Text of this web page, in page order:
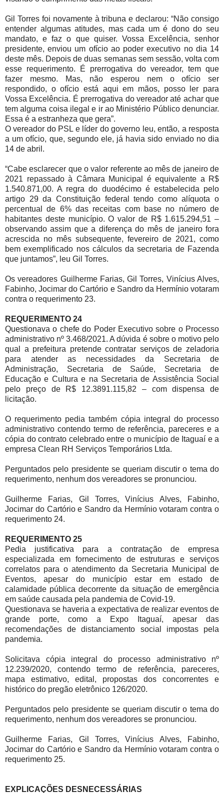
Gil Torres foi novamente à tribuna e declarou: “Não consigo
entender algumas atitudes, mas cada um é dono do seu
mandato, e faz o que quiser. Vossa Excelência, senhor
presidente, enviou um ofício ao poder executivo no dia 14
deste mês. Depois de duas semanas sem sessão, volta com
esse requerimento. É prerrogativa do vereador, tem que
fazer mesmo. Mas, não esperou nem o ofício ser
respondido, o ofício está aqui em mãos, posso ler para
Vossa Excelência. É prerrogativa do vereador até achar que
tem alguma coisa ilegal e ir ao Ministério Público denunciar.
Essa é a estranheza que gera”.
O vereador do PSL e líder do governo leu, então, a resposta
a um ofício, que, segundo ele, já havia sido enviado no dia
14 de abril.
“Cabe esclarecer que o valor referente ao mês de janeiro de
2021 repassado à Câmara Municipal é equivalente a R$
1.540.871,00. A regra do duodécimo é estabelecida pelo
artigo 29 da Constituição federal tendo como alíquota o
percentual de 6% das receitas com base no número de
habitantes deste município. O valor de R$ 1.615.294,51 –
observando assim que a diferença do mês de janeiro fora
acrescida no mês subsequente, fevereiro de 2021, como
bem exemplificado nos cálculos da secretaria de Fazenda
que juntamos”, leu Gil Torres.
Os vereadores Guilherme Farias, Gil Torres, Vinícius Alves,
Fabinho, Jocimar do Cartório e Sandro da Hermínio votaram
contra o requerimento 23.
REQUERIMENTO 24
Questionava o chefe do Poder Executivo sobre o Processo
administrativo nº 3.468/2021. A dúvida é sobre o motivo pelo
qual a prefeitura pretende contratar serviços de zeladoria
para atender as necessidades da Secretaria de
Administração, Secretaria de Saúde, Secretaria de
Educação e Cultura e na Secretaria de Assistência Social
pelo preço de R$ 12.3891.115,82 – com dispensa de
licitação.
O requerimento pedia também cópia integral do processo
administrativo contendo termo de referência, pareceres e a
cópia do contrato celebrado entre o município de Itaguaí e a
empresa Clean RH Serviços Temporários Ltda.
Perguntados pelo presidente se queriam discutir o tema do
requerimento, nenhum dos vereadores se pronunciou.
Guilherme Farias, Gil Torres, Vinícius Alves, Fabinho,
Jocimar do Cartório e Sandro da Hermínio votaram contra o
requerimento 24.
REQUERIMENTO 25
Pedia justificativa para a contratação de empresa
especializada em fornecimento de estruturas e serviços
correlatos para o atendimento da Secretaria Municipal de
Eventos, apesar do município estar em estado de
calamidade pública decorrente da situação de emergência
em saúde causada pela pandemia de Covid-19.
Questionava se haveria a expectativa de realizar eventos de
grande porte, como a Expo Itaguaí, apesar das
recomendações de distanciamento social impostas pela
pandemia.
Solicitava cópia integral do processo administrativo nº
12.239/2020, contendo termo de referência, pareceres,
mapa estimativo, edital, propostas dos concorrentes e
histórico do pregão eletrônico 126/2020.
Perguntados pelo presidente se queriam discutir o tema do
requerimento, nenhum dos vereadores se pronunciou.
Guilherme Farias, Gil Torres, Vinícius Alves, Fabinho,
Jocimar do Cartório e Sandro da Hermínio votaram contra o
requerimento 25.
EXPLICAÇÕES DESNECESSÁRIAS